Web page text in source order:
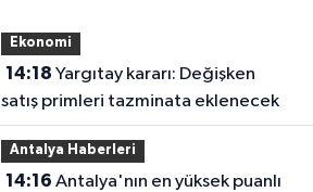
Ekonomi
14:18
satış primleri tazminata eklenecek
Antalya Haberleri
14:16